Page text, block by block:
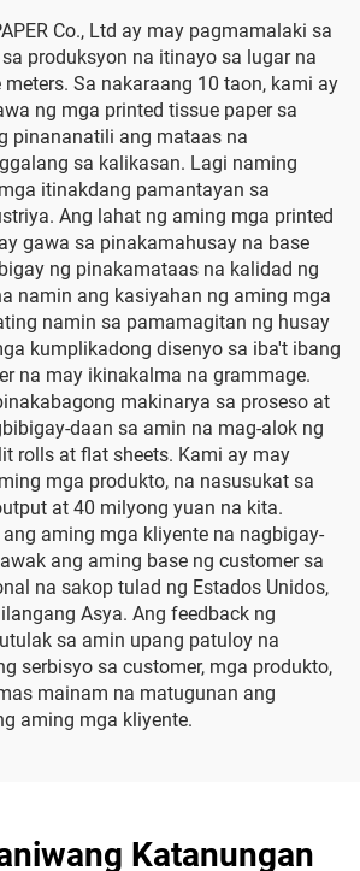
Co., Ltd ay may pagmamalaki sa
produksyon na itinayo sa lugar na
Sa nakaraang 10 taon, kami ay
ng mga printed tissue paper sa
pinananatili ang mataas na
sa kalikasan. Lagi naming
itinakdang pamantayan sa
Ang lahat ng aming mga printed
gawa sa pinakamahusay na base
ng pinakamataas na kalidad ng
namin ang kasiyahan ng aming mga
namin sa pamamagitan ng husay
kumplikadong disenyo sa iba't ibang
na may ikinakalma na grammage.
makinarya sa proseso at
daan sa amin na mag-alok ng
rolls at flat sheets. Kami ay may
mga produkto, na nasusukat sa
at 40 milyong yuan na kita.
aming mga kliyente na nagbigay-
ang aming base ng customer sa
na sakop tulad ng Estados Unidos,
Asya. Ang feedback ng
sa amin upang patuloy na
serbisyo sa customer, mga produkto,
mainam na matugunan ang
aming mga kliyente.
Katanungan